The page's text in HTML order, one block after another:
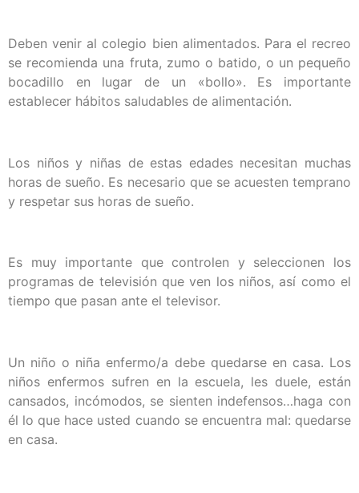
Deben venir al colegio bien alimentados. Para el recreo
se recomienda una fruta, zumo o batido, o un pequeño
bocadillo en lugar de un «bollo». Es importante
establecer hábitos saludables de alimentación.
Los niños y niñas de estas edades necesitan muchas
horas de sueño. Es necesario que se acuesten temprano
y respetar sus horas de sueño.
Es muy importante que controlen y seleccionen los
programas de televisión que ven los niños, así como el
tiempo que pasan ante el televisor.
Un niño o niña enfermo/a debe quedarse en casa. Los
niños enfermos sufren en la escuela, les duele, están
cansados, incómodos, se sienten indefensos…haga con
él lo que hace usted cuando se encuentra mal: quedarse
en casa.